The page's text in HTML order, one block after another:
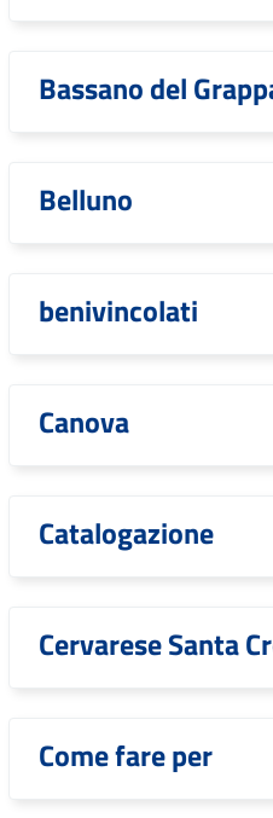
Bassano del
Belluno
benivincolati
Canova
Catalogazione
Cervarese Santa
Come fare per